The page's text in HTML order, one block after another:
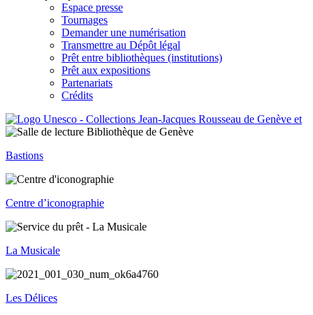
Espace presse
Tournages
Demander une numérisation
Transmettre au Dépôt légal
Prêt entre bibliothèques (institutions)
Prêt aux expositions
Partenariats
Crédits
Bastions
Centre d’iconographie
La Musicale
Les Délices